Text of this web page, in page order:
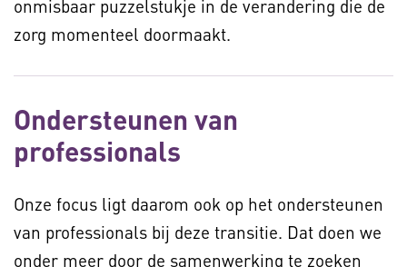
onmisbaar puzzelstukje in de verandering die de
zorg momenteel doormaakt.
Ondersteunen van
professionals
Onze focus ligt daarom ook op het ondersteunen
van professionals bij deze transitie. Dat doen we
onder meer door de samenwerking te zoeken